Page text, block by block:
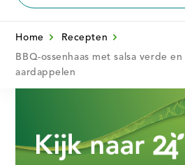
wil
Home
Recepten
BBQ-ossenhaas met salsa verde
aardappelen